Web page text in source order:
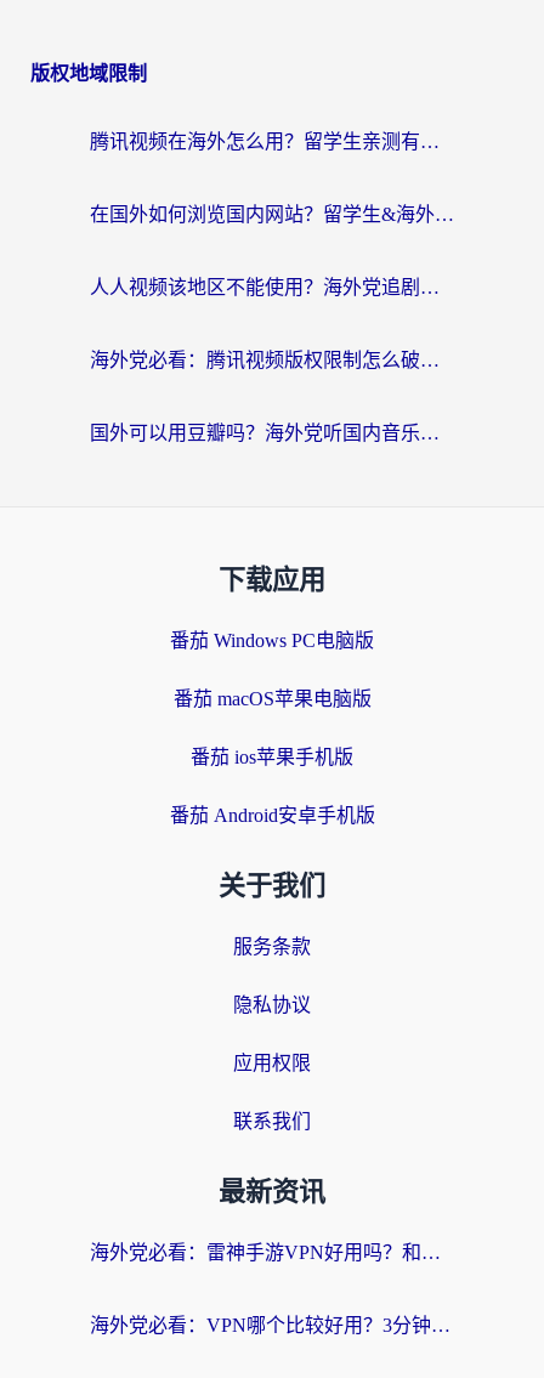
版权地域限制
腾讯视频在海外怎么用？留学生亲测有效的回国加速器攻略
在国外如何浏览国内网站？留学生&海外华人的无缝访问指南
人人视频该地区不能使用？海外党追剧看片的终极解决方案来了
海外党必看：腾讯视频版权限制怎么破？3步让你轻松追剧
国外可以用豆瓣吗？海外党听国内音乐听书的实用指南
下载应用
番茄 Windows PC电脑版
番茄 macOS苹果电脑版
番茄 ios苹果手机版
番茄 Android安卓手机版
关于我们
服务条款
隐私协议
应用权限
联系我们
最新资讯
海外党必看：雷神手游VPN好用吗？和天速回国VPN对比哪个回国效果更好？附实用加速器选择指南
海外党必看：VPN哪个比较好用？3分钟找到适合你的回国加速方案